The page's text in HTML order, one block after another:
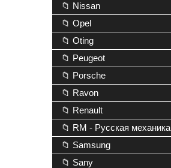
📁 Nissan
📁 Opel
📁 Oting
📁 Peugeot
📁 Porsche
📁 Ravon
📁 Renault
📁 RM - Русская механика
📁 Samsung
📁 Sany